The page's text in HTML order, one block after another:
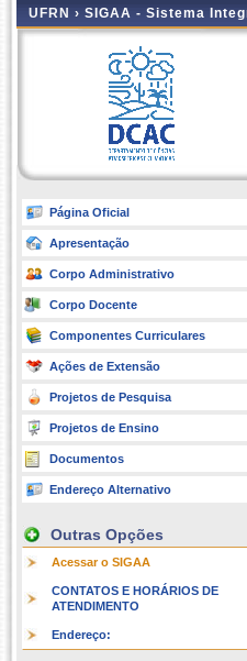
UFRN › SIGAA - Sistema
Página Oficial
Apresentação
Corpo Administrativo
Corpo Docente
Componentes Curriculares
Ações de Extensão
Projetos de Pesquisa
Projetos de Ensino
Documentos
Endereço Alternativo
Outras Opções
Acessar o SIGAA
CONTATOS E HORÁRIOS DE
ATENDIMENTO
Endereço: